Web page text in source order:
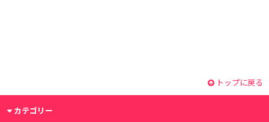
トップに戻る
カテゴリー